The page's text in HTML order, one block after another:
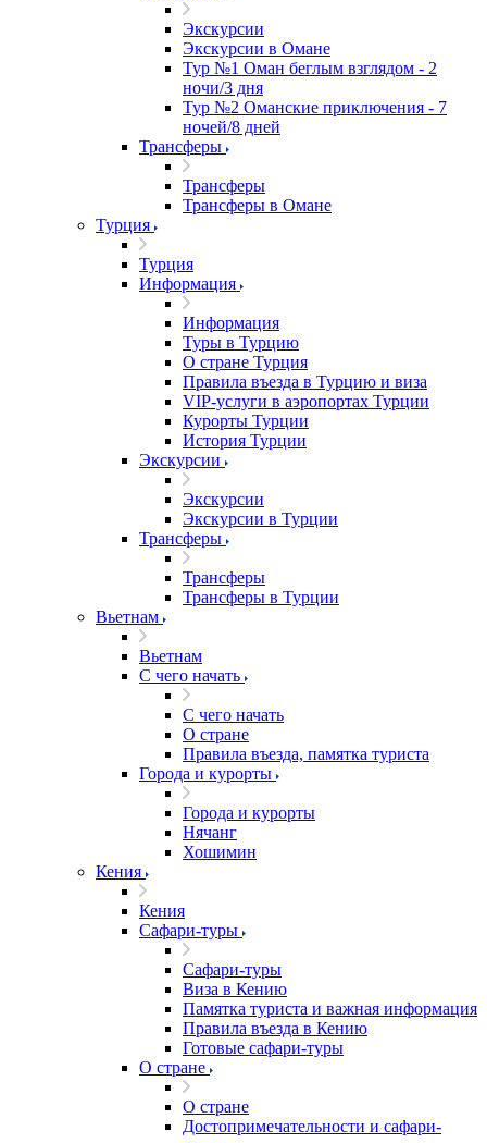
Экскурсии
Экскурсии в Омане
Тур №1 Оман беглым взглядом - 2
ночи/3 дня
Тур №2 Оманские приключения - 7
ночей/8 дней
Трансферы
Трансферы
Трансферы в Омане
Турция
Турция
Информация
Информация
Туры в Турцию
О стране Турция
Правила въезда в Турцию и виза
VIP-услуги в аэропортах Турции
Курорты Турции
История Турции
Экскурсии
Экскурсии
Экскурсии в Турции
Трансферы
Трансферы
Трансферы в Турции
Вьетнам
Вьетнам
С чего начать
С чего начать
О стране
Правила въезда, памятка туриста
Города и курорты
Города и курорты
Нячанг
Хошимин
Кения
Кения
Сафари-туры
Сафари-туры
Виза в Кению
Памятка туриста и важная информация
Правила въезда в Кению
Готовые сафари-туры
О стране
О стране
Достопримечательности и сафари-